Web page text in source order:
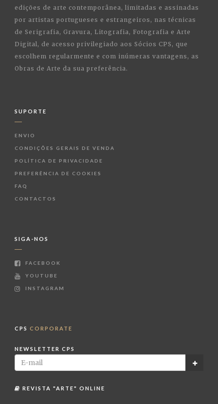
edições de arte contemporânea, limitadas e assinadas
por artistas portugueses e estrangeiros, nas técnicas
de Serigrafia, Gravura, Litografia, Fotografia e Arte
Digital, de acesso privilegiado aos Sócios CPS, que
escolhem regularmente e com inúmeras vantagens, as
Obras de Arte da sua preferência.
SUPORTE
ENVIO
CONDIÇÕES GERAIS DE VENDA
POLÍTICA DE PRIVACIDADE
PREFERÊNCIA DE COOKIES
FAQ
CONTACTOS
SIGA-NOS
FACEBOOK
YOUTUBE
INSTAGRAM
CPS CORPORATE
NEWSLETTER CPS
REVISTA "ARTE" ONLINE